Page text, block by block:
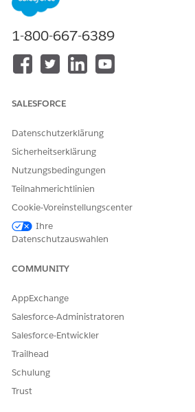
Edition mit aktivierter Financial
Einrichten des Prozesses zur
Legen Sie fest, dass Ihre Kunden-
Beschwerden in einem
Finanzdienste
Füllen Sie das
Beschwerde zu einem Produkt oder
einzureichen.
KONNTEN SIE IHR PROBLEM
Geben Sie uns Feedback, damit wir
1-800-667-6389
SALESFORCE
Datenschutzerklärung
Sicherheitserklärung
Nutzungsbedingungen
Teilnahmerichtlinien
Cookie-Voreinstellungscenter
Ihre
Datenschutzauswahlen
COMMUNITY
AppExchange
Salesforce-Administratoren
Salesforce-Entwickler
Trailhead
Schulung
Trust